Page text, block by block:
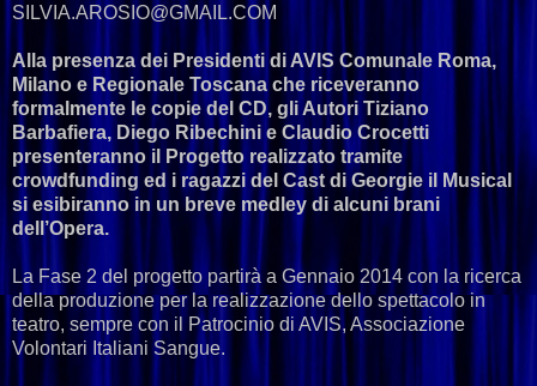
SILVIA.AROSIO@GMAIL.COM
Alla presenza dei Presidenti di AVIS Comunale Roma,
Milano e Regionale Toscana che riceveranno
formalmente le copie del CD, gli Autori Tiziano
Barbafiera, Diego Ribechini e Claudio Crocetti
presenteranno il Progetto realizzato tramite
crowdfunding ed i ragazzi del Cast di Georgie il Musical
si esibiranno in un breve medley di alcuni brani
dell’Opera.
La Fase 2 del progetto partirà a Gennaio 2014 con la ricerca
della produzione per la realizzazione dello spettacolo in
teatro, sempre con il Patrocinio di AVIS, Associazione
Volontari Italiani Sangue.